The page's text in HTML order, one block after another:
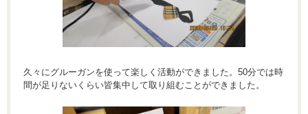
久々にグルーガンを使って楽しく活動ができました。50分では時
間が足りないくらい皆集中して取り組むことができました。